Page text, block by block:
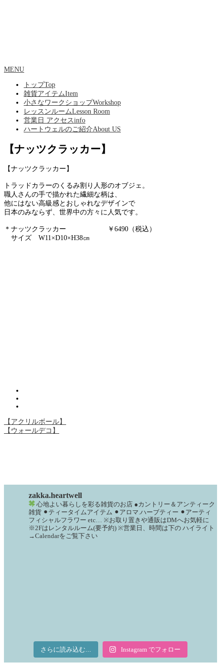
MENU
トップTop
雑貨アイテムItem
小さなワークショップWorkshop
レッスンルームLesson Room
営業日 アクセスinfo
ハートウェルのご紹介About US
【ナッツクラッカー】
【ナッツクラッカー】
トラッドカラーのくるみ割り人形のオブジェ。
職人さんの手で描かれた繊細な柄は、
他にはない高級感とおしゃれなデザインで
日本のみならず、世界中の方々に人気です。
＊ナッツクラッカー ￥6490（税込）
サイズ W11×D10×H38㎝
【アクリルボール】
【ウォールデコ】
zakka.heartwell
心地よい暮らしを彩る雑貨のお店 ●カントリー＆アンティーク
雑貨 ⚫︎ティータイムアイテム ⚫︎アロマ.ハーブティー ⚫︎アーティ
フィシャルフラワー etc… ※お取り置きや通販はDMへお気軽に
※2Fはレンタルルーム(要予約) ※営業日、時間は下の ハイライト
→Calendarをご覧下さい
さらに読み込む... Instagram でフォロー